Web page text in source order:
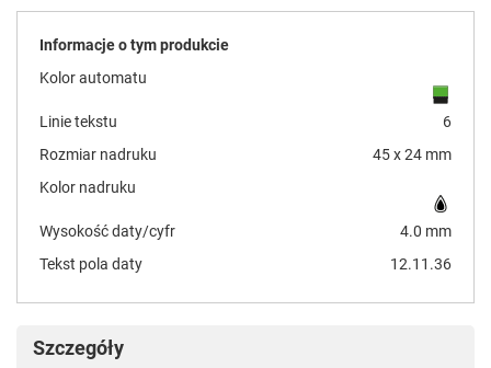
Informacje o tym produkcie
Kolor automatu
Linie tekstu
6
Rozmiar nadruku
45 x 24 mm
Kolor nadruku
Wysokość daty/cyfr
4.0 mm
Tekst pola daty
12.11.36
Szczegóły